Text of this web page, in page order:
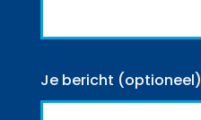
Je bericht (optioneel)